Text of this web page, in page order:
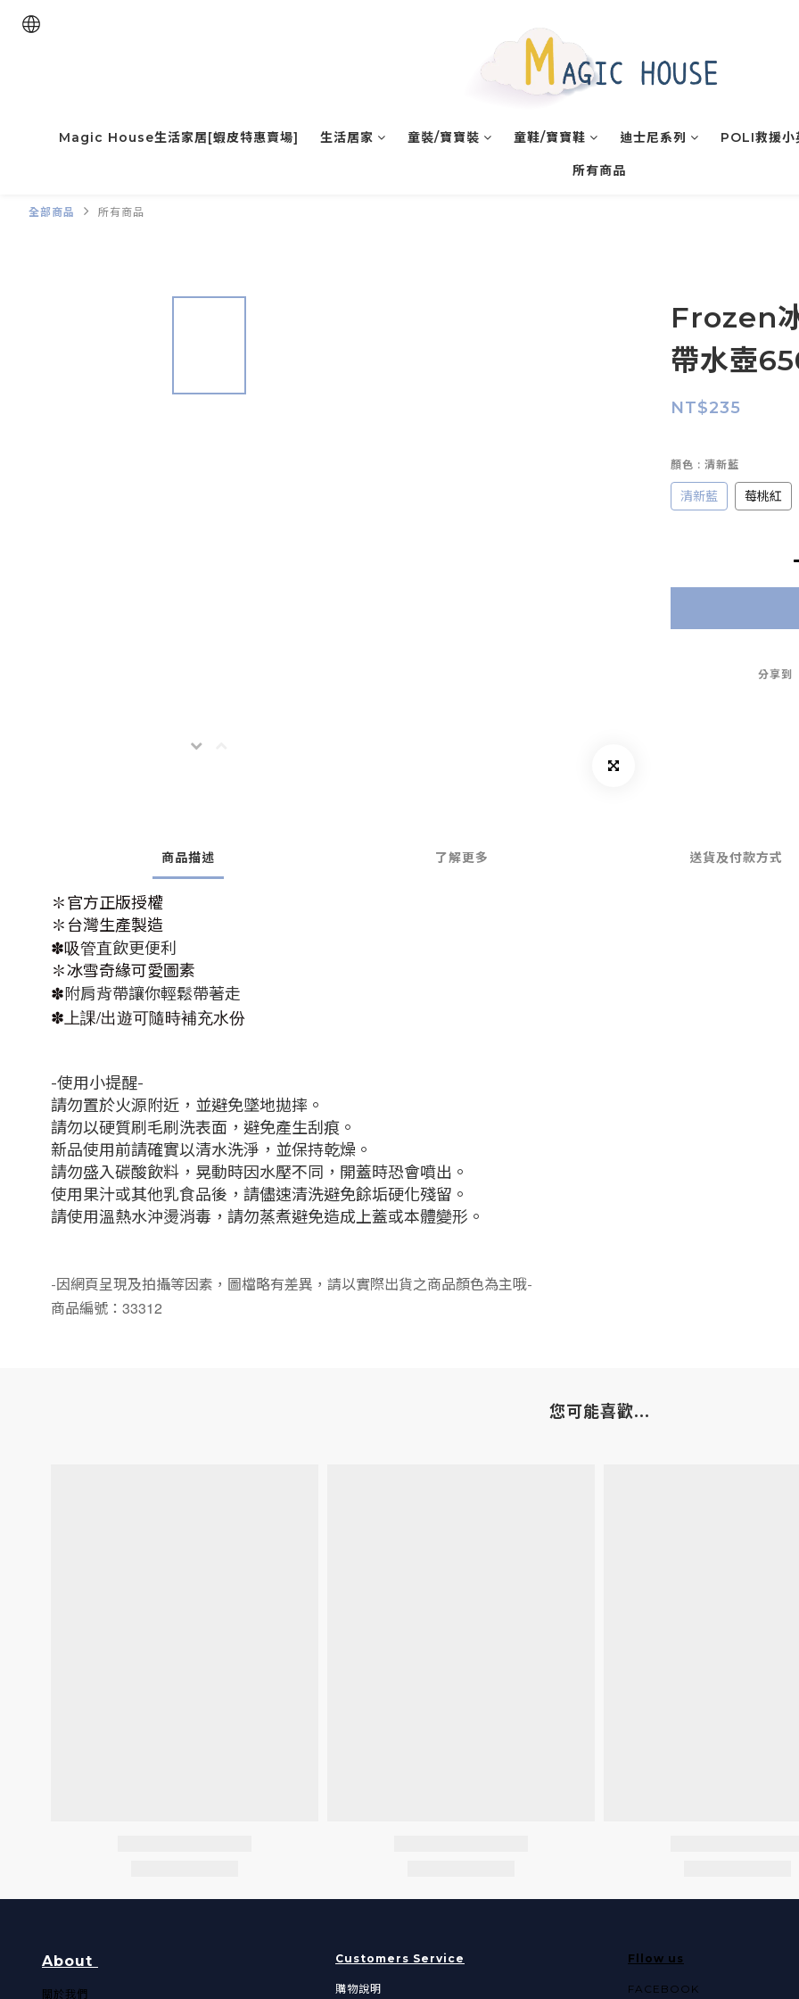
Magic House生活家居[蝦皮特惠賣場] 生活居家 童裝/寶寶裝 童鞋/寶寶鞋 迪士尼系列 POLI救援小
所有商品
全部商品 所有商品
Frozen
帶水壺
NT$235
顏色 : 清新藍
清新藍 莓桃紅
分享到
商品描述 了解更多 送貨及付款方式
✽官方正版授權
✽台灣生產製造
✽吸管直飲更便利
✽冰雪奇緣可愛圖素
✽附肩背帶讓你輕鬆帶著走
✽上課/出遊可隨時補充水份
-使用小提醒-
請勿置於火源附近，並避免墜地拋摔。
請勿以硬質刷毛刷洗表面，避免產生刮痕。
新品使用前請確實以清水洗淨， 並保持乾燥。
請勿盛入碳酸飲料，晃動時因水壓不同，開蓋時恐會噴出。
使用果汁或其他乳食品後，請儘速清洗避免餘垢硬化殘留。
請使用溫熱水沖燙消毒，請勿蒸煮避免造成上蓋或本體變形。
-因網頁呈現及拍攝等因素，圖檔略有差異，請以實際出貨之商品顏色為主哦-
商品編號： 33312
您可能喜歡...
About
關於我們​
Customers Service
購物說明
Fllow us
FACEBOOK